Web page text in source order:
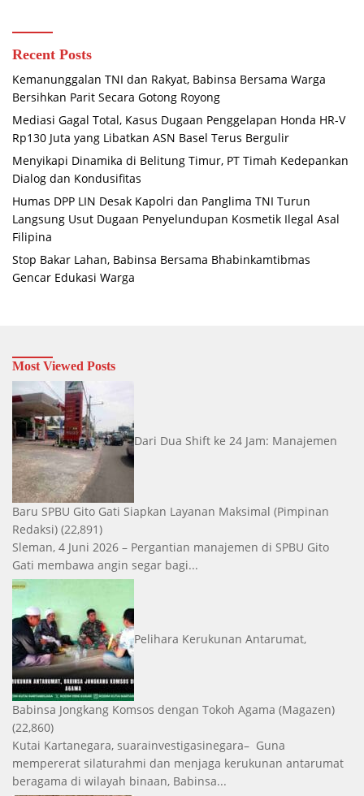
Recent Posts
Kemanunggalan TNI dan Rakyat, Babinsa Bersama Warga
Bersihkan Parit Secara Gotong Royong
Mediasi Gagal Total, Kasus Dugaan Penggelapan Honda HR-V
Rp130 Juta yang Libatkan ASN Basel Terus Bergulir
Menyikapi Dinamika di Belitung Timur, PT Timah Kedepankan
Dialog dan Kondusifitas
Humas DPP LIN Desak Kapolri dan Panglima TNI Turun
Langsung Usut Dugaan Penyelundupan Kosmetik Ilegal Asal
Filipina
Stop Bakar Lahan, Babinsa Bersama Bhabinkamtibmas
Gencar Edukasi Warga
Most Viewed Posts
Dari Dua Shift ke 24 Jam: Manajemen
Baru SPBU Gito Gati Siapkan Layanan Maksimal (Pimpinan
Redaksi) (22,891)
Sleman, 4 Juni 2026 – Pergantian manajemen di SPBU Gito
Gati membawa angin segar bagi...
Pelihara Kerukunan Antarumat,
Babinsa Jongkang Komsos dengan Tokoh Agama (Magazen)
(22,860)
Kutai Kartanegara, suarainvestigasinegara– Guna
mempererat silaturahmi dan menjaga kerukunan antarumat
beragama di wilayah binaan, Babinsa...